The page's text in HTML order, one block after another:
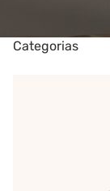
Categorias